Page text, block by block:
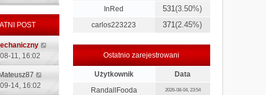
POST
11, 16:02
Mateusz87
14, 16:02
InRed 531(3.50%)
carlos223223 371(2.45%)
Ostatnio zarejestrowani
Użytkownik
Data
RandallFooda
2026-08-04, 23:54